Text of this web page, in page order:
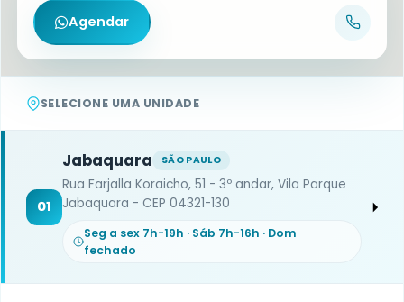
SELECIONE UMA UNIDADE
01
Jabaquara SÃO PAULO
Rua Farjalla Koraicho, 51 - 3º andar, Vila Parque
Jabaquara - CEP 04321-130
Seg a sex 7h-19h · Sáb 7h-16h · Dom
fechado
Agendar